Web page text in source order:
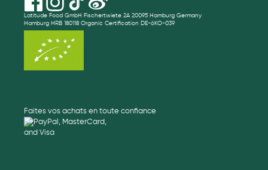
Latitude Food GmbH Fischertwiete 2A 20095 Hamburg Germany
Hamburg HRB 180118 Organic Certification DE-öKO-039
Faites vos achats en toute confiance